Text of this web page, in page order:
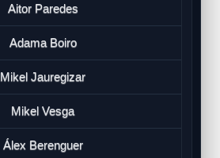
Aitor Paredes
Adama Boiro
Mikel Jauregizar
Mikel Vesga
Álex Berenguer